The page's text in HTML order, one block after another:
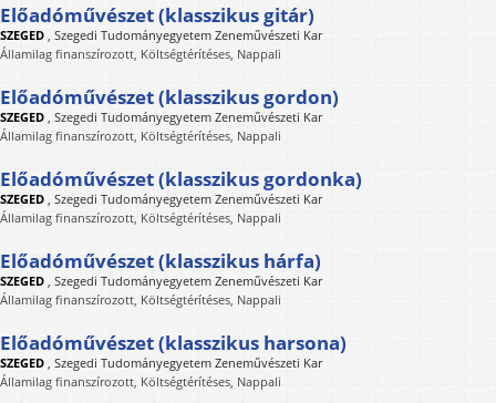
Előadóművészet (klasszikus gitár)
SZEGED Szegedi Tudományegyetem Zeneművészeti Kar
Államilag finanszírozott, Költségtérítéses, Nappali
Előadóművészet (klasszikus gordon)
SZEGED Szegedi Tudományegyetem Zeneművészeti Kar
Államilag finanszírozott, Költségtérítéses, Nappali
Előadóművészet (klasszikus gordonka)
SZEGED Szegedi Tudományegyetem Zeneművészeti Kar
Államilag finanszírozott, Költségtérítéses, Nappali
Előadóművészet (klasszikus hárfa)
SZEGED Szegedi Tudományegyetem Zeneművészeti Kar
Államilag finanszírozott, Költségtérítéses, Nappali
Előadóművészet (klasszikus harsona)
SZEGED Szegedi Tudományegyetem Zeneművészeti Kar
Államilag finanszírozott, Költségtérítéses, Nappali